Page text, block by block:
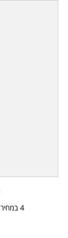
4 במחיר 395₪ ותקבלו אחד נוסף במתנה !!!